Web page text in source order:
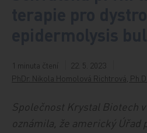
1 minuta čtení
22. 5. 2023
PhDr. Nikola Homolová Richtrová, Ph.D.
Společnost Krystal Biotech
oznámila, že americký